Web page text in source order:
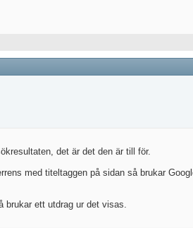
det är det den är till för.
med titeltaggen på sidan så brukar
brukar ett utdrag ur det visas.